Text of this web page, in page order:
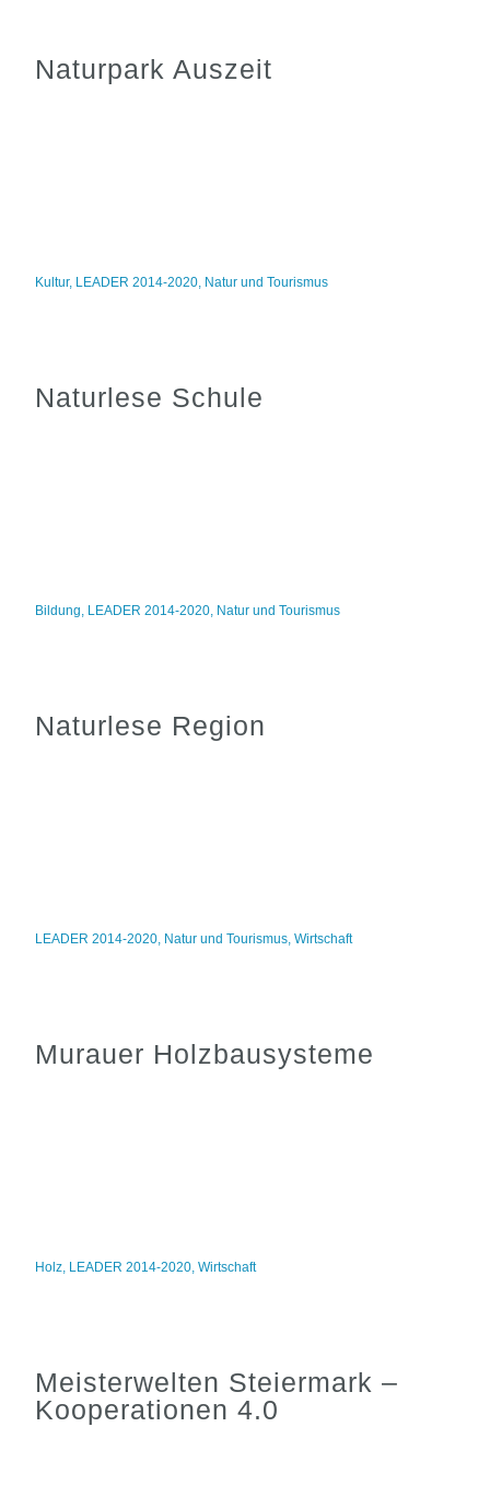
Naturpark Auszeit
Kultur, LEADER 2014-2020, Natur und Tourismus
Naturlese Schule
Bildung, LEADER 2014-2020, Natur und Tourismus
Naturlese Region
LEADER 2014-2020, Natur und Tourismus,Wirtschaft
Murauer Holzbausysteme
Holz, LEADER 2014-2020,Wirtschaft
Meisterwelten Steiermark –
Kooperationen 4.0